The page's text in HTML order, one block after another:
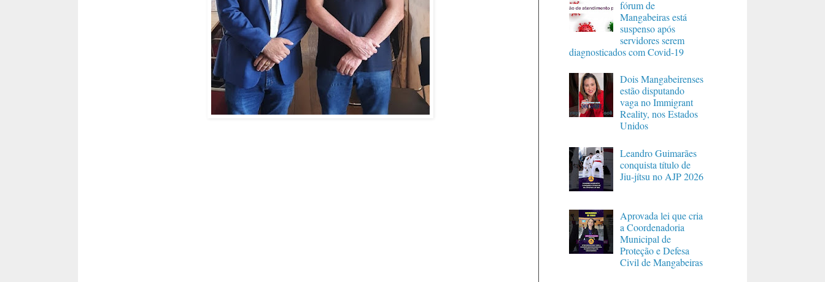
fórum de
Mangabeiras está
suspenso após
servidores serem
diagnosticados com Covid-19
Dois Mangabeirenses
estão disputando
vaga no Immigrant
Reality, nos Estados
Unidos
Leandro Guimarães
conquista título de
Jiu-jítsu no AJP 2026
Aprovada lei que cria
a Coordenadoria
Municipal de
Proteção e Defesa
Civil de Mangabeiras